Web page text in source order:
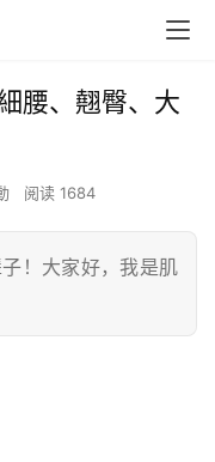
腰、翹臀、大
阅读 1684
！大家好，我是肌